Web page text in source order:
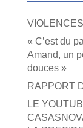
« C’est du
Amand, un
douces »
RAPPORT
LE